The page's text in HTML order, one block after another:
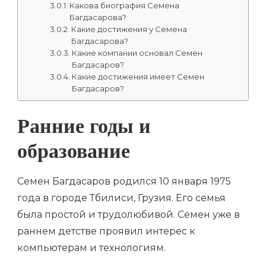
Какова биография Семена
Багдасарова?
Какие достижения у Семена
Багдасарова?
Какие компании основал Семен
Багдасаров?
Какие достижения имеет Семен
Багдасаров?
Ранние годы и
образование
Семен Багдасаров родился 10 января 1975
года в городе Тбилиси, Грузия. Его семья
была простой и трудолюбивой. Семен уже в
раннем детстве проявил интерес к
компьютерам и технологиям.